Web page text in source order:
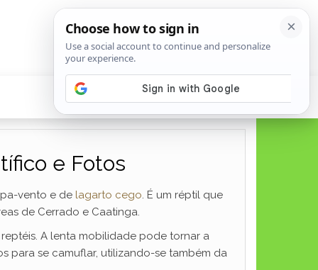
e Fotos
vento e de lagarto cego. É um réptil que
de Cerrado e Caatinga.
A lenta mobilidade pode tornar a
para se camuflar, utilizando-se também da